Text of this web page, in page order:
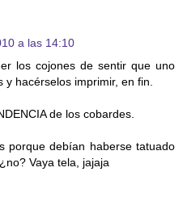
a las 14:10
los cojones de sentir que uno
hacérselos imprimir, en fin.
de los cobardes.
porque debían haberse tatuado
Vaya tela, jajaja